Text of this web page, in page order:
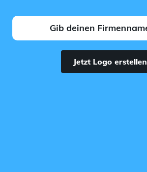
Jetzt Logo erstellen